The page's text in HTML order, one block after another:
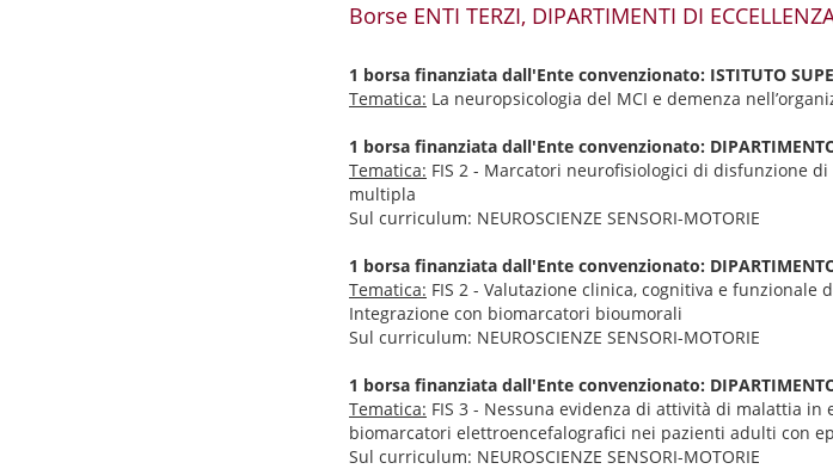
Borse ENTI TERZI, DIPARTIMENTI DI
1 borsa finanziata dall'Ente convenzionato: ISTITUTO
Tematica: La neuropsicologia del MCI e demenza
1 borsa finanziata dall'Ente convenzionato: DIPARTIMENTO
Tematica: FIS 2 - Marcatori neurofisiologici di disfunzione
multipla
Sul curriculum: NEUROSCIENZE SENSORI-MOTORIE
1 borsa finanziata dall'Ente convenzionato: DIPARTIMENTO
Tematica: FIS 2 - Valutazione clinica, cognitiva e
Integrazione con biomarcatori bioumorali
Sul curriculum: NEUROSCIENZE SENSORI-MOTORIE
1 borsa finanziata dall'Ente convenzionato: DIPARTIMENTO
Tematica: FIS 3 - Nessuna evidenza di attività di malattia in
biomarcatori elettroencefalografici nei pazienti adulti con
Sul curriculum: NEUROSCIENZE SENSORI-MOTORIE